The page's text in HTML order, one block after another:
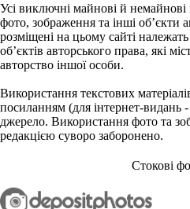
Усі виключні майнові й немайнові
фото, зображення та інші об’єкти
розміщені на цьому сайті
об’єктів авторського права, які
авторство іншої особи.
Використання текстових
посиланням (для інтернет-видань
джерело. Використання фото та
редакцією суворо заборонено.
Стокові